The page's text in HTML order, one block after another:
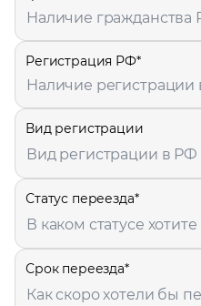
Наличие гражданства
Наличие регистрации
Регистрация РФ*
Вид регистрации
Статус переезда*
Срок переезда*
в
заявку и мы подберем вам
в интересующей
Ваше имя
Профессия
Местоположение